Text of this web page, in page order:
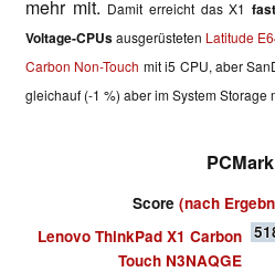
mehr mit. Damit erreicht das X1
Voltage-CPUsausgerüsteten Latitude
Carbon Non-Touch mit i5 CPU, aber
gleichauf (-1 %) aber im System Storage
Score (nach
Lenovo ThinkPad X1 Carbon
Touch N3NAQGE